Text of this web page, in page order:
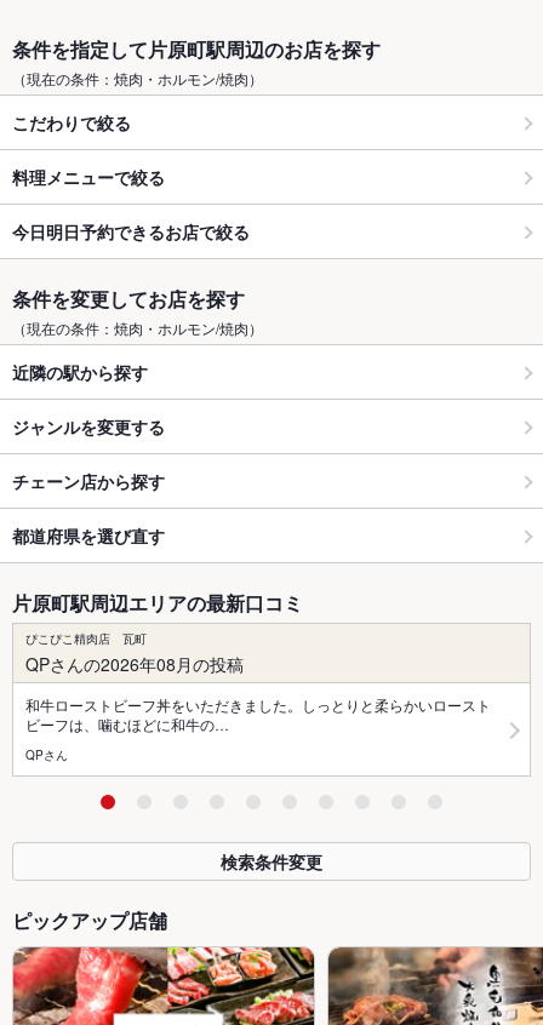
条件を指定して片原町駅周辺のお店を探す
（現在の条件：焼肉・ホルモン/焼肉）
こだわりで絞る
料理メニューで絞る
今日明日予約できるお店で絞る
条件を変更してお店を探す
（現在の条件：焼肉・ホルモン/焼肉）
近隣の駅から探す
ジャンルを変更する
チェーン店から探す
都道府県を選び直す
片原町駅周辺エリアの最新口コミ
ぴこぴこ精肉店 瓦町
QPさんの2026年08月の投稿
和牛ローストビーフ丼をいただきました。しっとりと柔らかいロースト
ビーフは、噛むほどに和牛の…
QPさん
検索条件変更
ピックアップ店舗